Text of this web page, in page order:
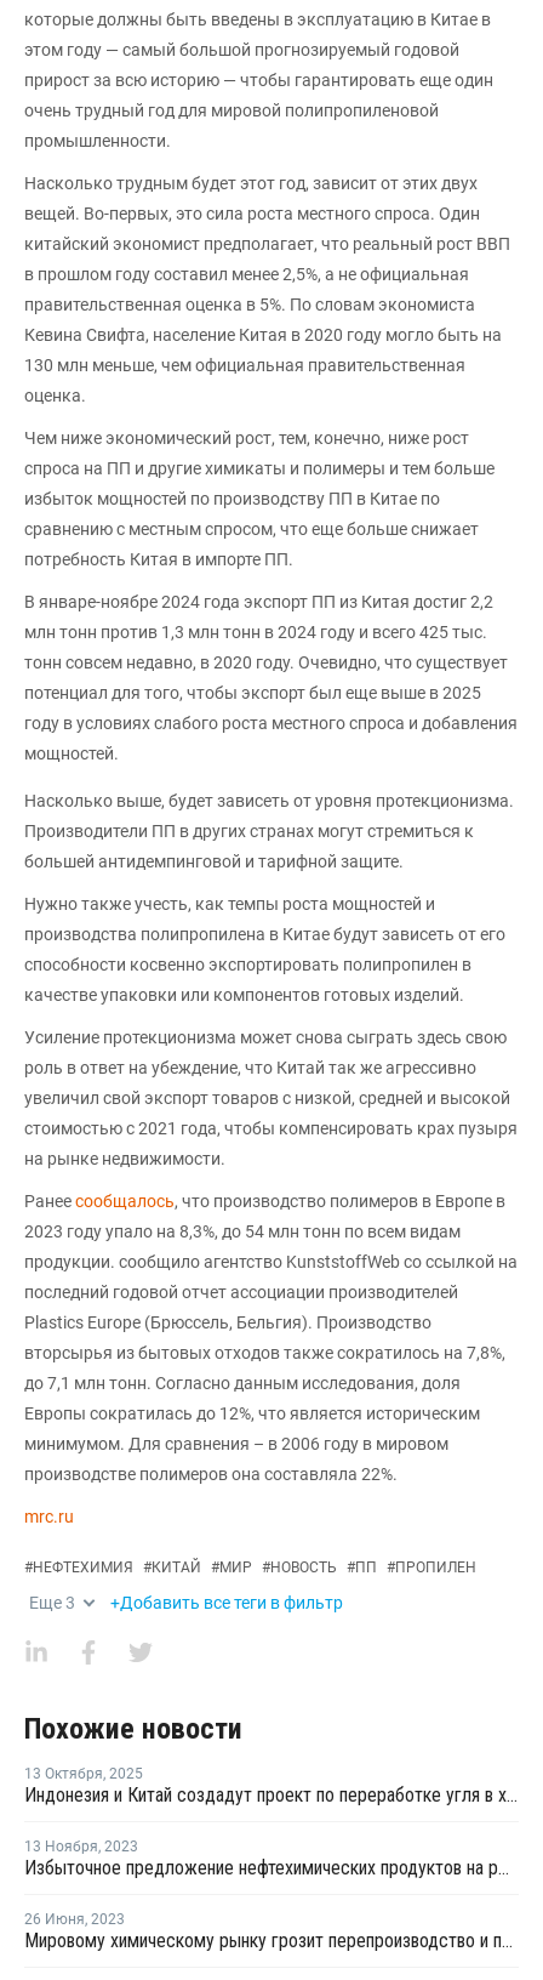
которые должны быть введены в эксплуатацию в Китае в
этом году — самый большой прогнозируемый годовой
прирост за всю историю — чтобы гарантировать еще один
очень трудный год для мировой полипропиленовой
промышленности.
Насколько трудным будет этот год, зависит от этих двух
вещей. Во-первых, это сила роста местного спроса. Один
китайский экономист предполагает, что реальный рост ВВП
в прошлом году составил менее 2,5%, а не официальная
правительственная оценка в 5%. По словам экономиста
Кевина Свифта, население Китая в 2020 году могло быть на
130 млн меньше, чем официальная правительственная
оценка.
Чем ниже экономический рост, тем, конечно, ниже рост
спроса на ПП и другие химикаты и полимеры и тем больше
избыток мощностей по производству ПП в Китае по
сравнению с местным спросом, что еще больше снижает
потребность Китая в импорте ПП.
В январе-ноябре 2024 года экспорт ПП из Китая достиг 2,2
млн тонн против 1,3 млн тонн в 2024 году и всего 425 тыс.
тонн совсем недавно, в 2020 году. Очевидно, что существует
потенциал для того, чтобы экспорт был еще выше в 2025
году в условиях слабого роста местного спроса и добавления
мощностей.
Насколько выше, будет зависеть от уровня протекционизма.
Производители ПП в других странах могут стремиться к
большей антидемпинговой и тарифной защите.
Нужно также учесть, как темпы роста мощностей и
производства полипропилена в Китае будут зависеть от его
способности косвенно экспортировать полипропилен в
качестве упаковки или компонентов готовых изделий.
Усиление протекционизма может снова сыграть здесь свою
роль в ответ на убеждение, что Китай так же агрессивно
увеличил свой экспорт товаров с низкой, средней и высокой
стоимостью с 2021 года, чтобы компенсировать крах пузыря
на рынке недвижимости.
Ранеесообщалось, что производство полимеров в Европе в
2023 году упало на 8,3%, до 54 млн тонн по всем видам
продукции. сообщило агентство KunststoffWeb со ссылкой на
последний годовой отчет ассоциации производителей
Plastics Europe (Брюссель, Бельгия). Производство
вторсырья из бытовых отходов также сократилось на 7,8%,
до 7,1 млн тонн. Согласно данным исследования, доля
Европы сократилась до 12%, что является историческим
минимумом. Для сравнения – в 2006 году в мировом
производстве полимеров она составляла 22%.
mrc.ru
#НЕФТЕХИМИЯ #КИТАЙ #МИР #НОВОСТЬ #ПП #ПРОПИЛЕН
Еще3 +Добавить все теги в фильтр
Похожие новости
13 Октября, 2025
Индонезия и Китай создадут проект по переработке угля в химикаты
13 Ноября, 2023
Избыточное предложение нефтехимических продуктов на рынке продолжается - APLA 23
26 Июня, 2023
Мировому химическому рынку грозит перепроизводство и падение спроса